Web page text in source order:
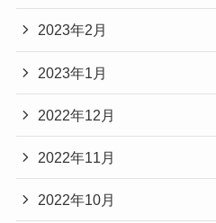
2023年2月
2023年1月
2022年12月
2022年11月
2022年10月